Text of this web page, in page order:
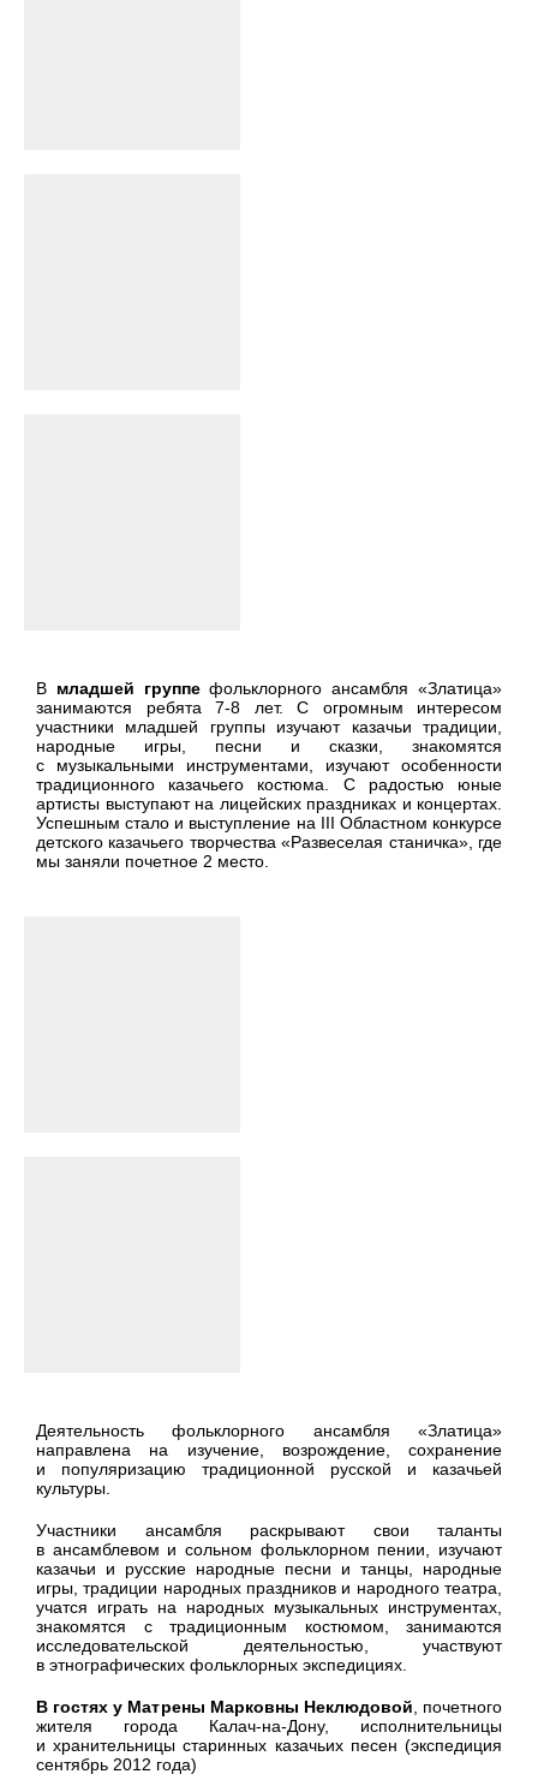
В младшей группефольклорного ансамбля «Златица»
занимаются ребята 7-8 лет. С огромным интересом
участники младшей группы изучают казачьи традиции,
народные игры, песни и сказки, знакомятся
с музыкальными инструментами, изучают особенности
традиционного казачьего костюма. С радостью юные
артисты выступают на лицейских праздниках и концертах.
Успешным стало и выступление на III Областном конкурсе
детского казачьего творчества «Развеселая станичка», где
мы заняли почетное 2 место.
Деятельность фольклорного ансамбля «Златица»
направлена на изучение, возрождение, сохранение
и популяризацию традиционной русской и казачьей
культуры.
Участники ансамбля раскрывают свои таланты
в ансамблевом и сольном фольклорном пении, изучают
казачьи и русские народные песни и танцы, народные
игры, традиции народных праздников и народного театра,
учатся играть на народных музыкальных инструментах,
знакомятся с традиционным костюмом, занимаются
исследовательской деятельностью, участвуют
в этнографических фольклорных экспедициях.
В гостях у Матрены Марковны Неклюдовой , почетного
жителя города Калач-на-Дону, исполнительницы
и хранительницы старинных казачьих песен (экспедиция
сентябрь 2012 года)